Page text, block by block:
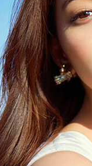
ションアイテムは？
ますか？
ネイルカラーを教えて
えてください。
こですか？
に行きたいですか？
えてください。
過ごしていますか？
すか？